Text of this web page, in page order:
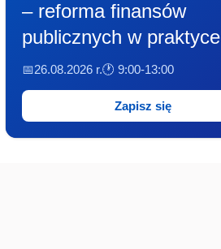
– reforma finansów
publicznych w praktyce
📅26.08.2026 r.🕐 9:00-13:00
Zapisz się